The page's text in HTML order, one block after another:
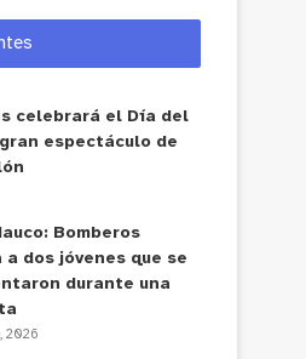
celebrará el Día del
espectáculo de
Bomberos
a dos jóvenes que se
durante una
2026